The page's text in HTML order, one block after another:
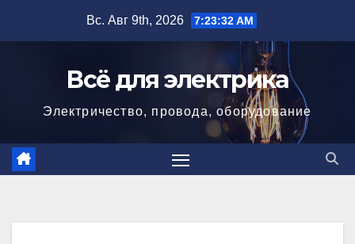
Вс. Авг 9th, 2026 7:23:34 AM
Всё для электрика
Электричество, провода, оборудование